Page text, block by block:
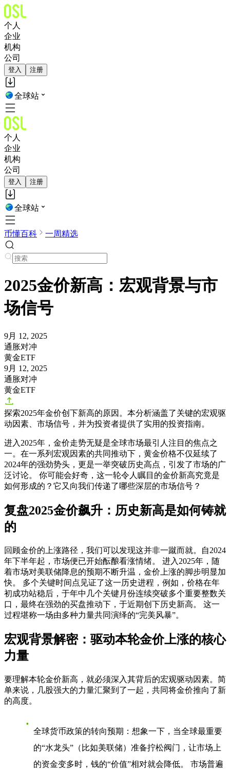
个人
企业
机构
公司
登入 注册
全球站
个人
企业
机构
公司
登入 注册
全球站
币懂百科 一周精选
2025金价新高：宏观背景与市
场信号
9月 12, 2025
通胀对冲
黄金ETF
9月 12, 2025
通胀对冲
黄金ETF
探索2025年金价创下新高的原因。本分析涵盖了关键的宏观驱
动因素、市场信号，并为投资者提供了实用的投资指南。
进入2025年，金价走势无疑是全球市场最引人注目的焦点之
一。在一系列宏观因素的共同推动下，黄金价格不仅延续了
2024年的强劲势头，更是一举突破历史高点，引发了市场的广
泛讨论。 你可能会好奇，这一轮令人瞩目的金价新高究竟是
如何形成的？它又向我们传递了哪些深层的市场信号？
复盘2025金价飙升：历史新高是如何铸就
的
回顾金价的上涨路径，我们可以发现这并非一蹴而就。自2024
年下半年起，市场便已开始酝酿看涨情绪。 进入2025年，随
着市场对美联储降息的预期不断升温，金价上涨的脚步明显加
快。 多个关键时间点见证了这一历史进程，例如，价格在年
初成功站稳后，于年中几个关键月份连续突破多个重要整数关
口，最终在强劲的买盘推动下，于近期创下历史新高。 这一
过程堪称一场由多种力量共同演绎的“完美风暴”。
宏观背景解密：驱动本轮金价上涨的核心
力量
要理解本轮金价新高 ，就必须深入其背后的宏观驱动因素。简
单来说，几股强大的力量汇聚到了一起，共同将金价推向了新
的高度。
全球货币政策的转向预期 ：想象一下，当全球最重要
的“水龙头”（比如美联储）准备拧松阀门，让市场上
的资金变多时，钱的“价值”相对就会降低。 市场普遍